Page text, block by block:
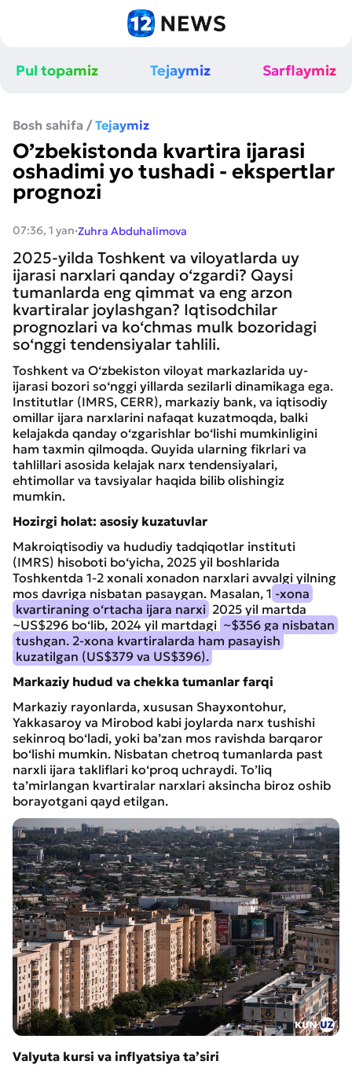
Pul topamiz Tejaymiz Sarflaymiz
Bosh sahifa / Tejaymiz
O’zbekistonda kvartira ijarasi
oshadimi yo tushadi - ekspertlar
prognozi
07:36, 1 yan·Zuhra Abduhalimova
2025-yilda Toshkent va viloyatlarda uy
ijarasi narxlari qanday o‘zgardi? Qaysi
tumanlarda eng qimmat va eng arzon
kvartiralar joylashgan? Iqtisodchilar
prognozlari va ko‘chmas mulk bozoridagi
so‘nggi tendensiyalar tahlili.
Toshkent va O‘zbekiston viloyat markazlarida uy-
ijarasi bozori so‘nggi yillarda sezilarli dinamikaga ega.
Institutlar (IMRS, CERR), markaziy bank, va iqtisodiy
omillar ijara narxlarini nafaqat kuzatmoqda, balki
kelajakda qanday o‘zgarishlar bo‘lishi mumkinligini
ham taxmin qilmoqda. Quyida ularning fikrlari va
tahlillari asosida kelajak narx tendensiyalari,
ehtimollar va tavsiyalar haqida bilib olishingiz
mumkin.
Hozirgi holat: asosiy kuzatuvlar
Makroiqtisodiy va hududiy tadqiqotlar instituti
(IMRS) hisoboti bo‘yicha, 2025 yil boshlarida
Toshkentda 1-2 xonali xonadon narxlari avvalgi yilning
mos davriga nisbatan pasaygan. Masalan, 1 -xona
kvartiraning o‘rtacha ijara narxi 2025 yil martda
~US$296 bo‘lib, 2024 yil martdagi ~$356 ga nisbatan
tushgan. 2-xona kvartiralarda ham pasayish
kuzatilgan (US$379 va US$396).
Markaziy hudud va chekka tumanlar farqi
Markaziy rayonlarda, xususan Shayxontohur,
Yakkasaroy va Mirobod kabi joylarda narx tushishi
sekinroq bo‘ladi, yoki ba’zan mos ravishda barqaror
bo‘lishi mumkin. Nisbatan chetroq tumanlarda past
narxli ijara takliflari ko‘proq uchraydi. To’liq
ta’mirlangan kvartiralar narxlari aksincha biroz oshib
borayotgani qayd etilgan.
Valyuta kursi va inflyatsiya ta’siri